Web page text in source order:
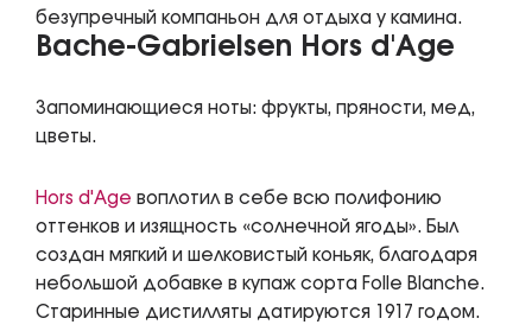
безупречный компаньон для отдыха у камина.
Bache-Gabrielsen Hors d'Age
Запоминающиеся ноты: фрукты, пряности, мед,
цветы.
Hors d'Age воплотил в себе всю полифонию
оттенков и изящность «солнечной ягоды». Был
создан мягкий и шелковистый коньяк, благодаря
небольшой добавке в купаж сорта Folle Blanche.
Старинные дистилляты датируются 1917 годом.